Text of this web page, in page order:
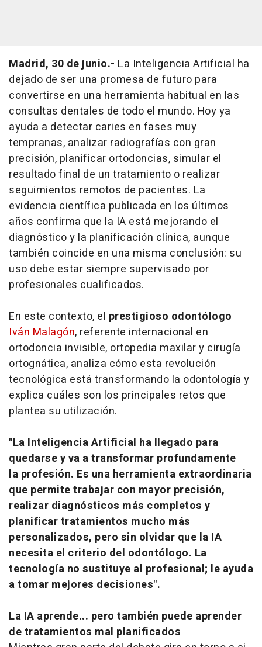
Madrid, 30 de junio.- La Inteligencia Artificial ha
dejado de ser una promesa de futuro para
convertirse en una herramienta habitual en las
consultas dentales de todo el mundo. Hoy ya
ayuda a detectar caries en fases muy
tempranas, analizar radiografías con gran
precisión, planificar ortodoncias, simular el
resultado final de un tratamiento o realizar
seguimientos remotos de pacientes. La
evidencia científica publicada en los últimos
años confirma que la IA está mejorando el
diagnóstico y la planificación clínica, aunque
también coincide en una misma conclusión: su
uso debe estar siempre supervisado por
profesionales cualificados.
En este contexto, el prestigioso odontólogo
Iván Malagón, referente internacional en
ortodoncia invisible, ortopedia maxilar y cirugía
ortognática, analiza cómo esta revolución
tecnológica está transformando la odontología y
explica cuáles son los principales retos que
plantea su utilización.
"La Inteligencia Artificial ha llegado para
quedarse y va a transformar profundamente
la profesión. Es una herramienta extraordinaria
que permite trabajar con mayor precisión,
realizar diagnósticos más completos y
planificar tratamientos mucho más
personalizados, pero sin olvidar que la IA
necesita el criterio del odontólogo. La
tecnología no sustituye al profesional; le ayuda
a tomar mejores decisiones".
La IA aprende... pero también puede aprender
de tratamientos mal planificados